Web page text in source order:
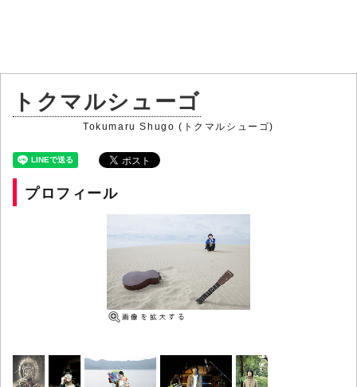
トクマルシューゴ
Tokumaru Shugo (トクマルシューゴ)
プロフィール